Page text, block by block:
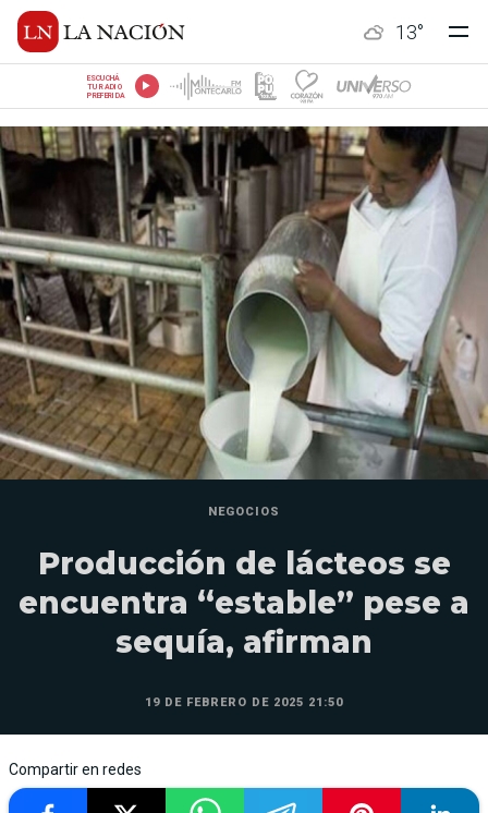
13°
ESCUCHÁ
TU RADIO
PREFERIDA
NEGOCIOS
Producción de lácteos se
encuentra “estable” pese a
sequía, afirman
19 DE FEBRERO DE 2025 21:50
Compartir en redes